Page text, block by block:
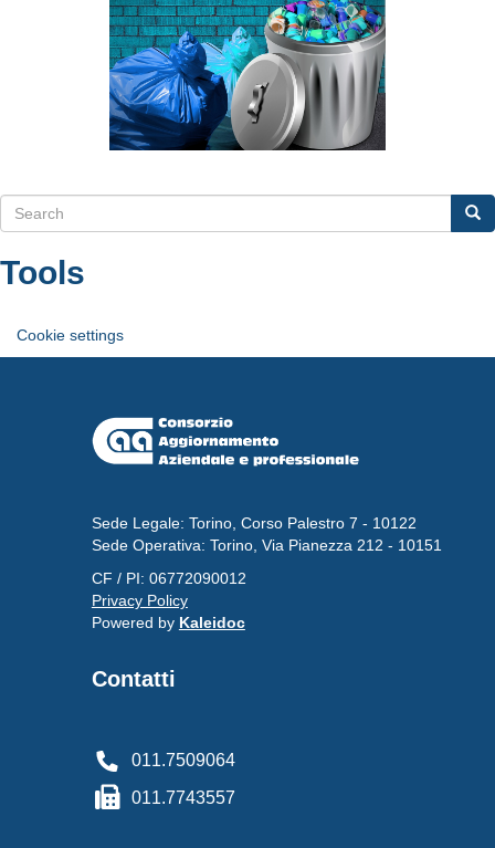
Search
Search
Tools
Cookie settings
Sede Legale: Torino, Corso Palestro 7 - 10122
Sede Operativa: Torino, Via Pianezza 212 - 10151
CF / PI: 06772090012
Privacy Policy
Powered by Kaleidoc
Contatti
011.7509064
011.7743557